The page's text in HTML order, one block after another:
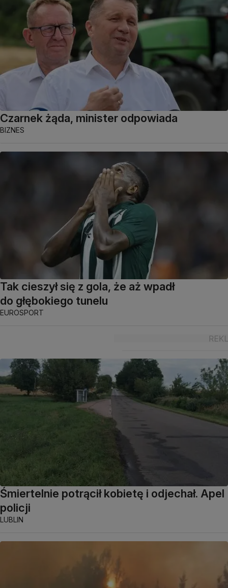
Czarnek żąda, minister odpowiada
BIZNES
Tak cieszył się z gola, że aż wpadł
do głębokiego tunelu
EUROSPORT
Śmiertelnie potrącił kobietę i odjechał. Apel
policji
LUBLIN